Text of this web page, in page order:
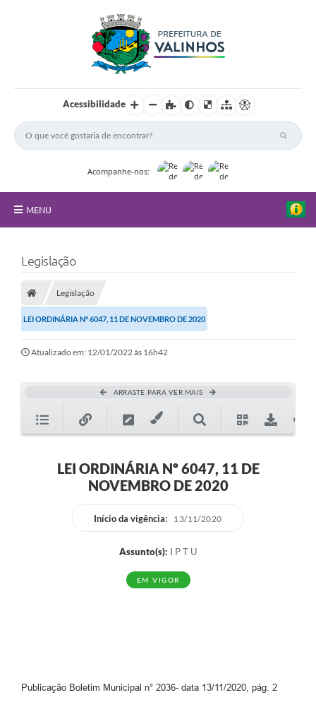
Acessibilidade
Acompanhe-nos:
MENU
Principal
Nossa Cidade
Secretarias
Atos Oficiais
Programa Famílias Fortes
Contratação de estagiário - estudante de Direito -
Turismo
Legislação
Legislação
LEI ORDINÁRIA Nº 6047, 11 DE NOVEMBRO DE 2020
Atualizado em: 12/01/2022 às 16h42
ARRASTE PARA VER MAIS
LEI ORDINÁRIA Nº 6047, 11 DE
NOVEMBRO DE 2020
Início da vigência: 13/11/2020
Assunto(s): I P T U
EM VIGOR
Publicação Boletim Municipal n° 2036- data 13/11/2020, pág. 2